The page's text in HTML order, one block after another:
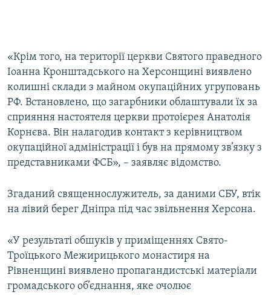
«Крім того, на території церкви Святого праведного
Іоанна Кронштадського на Херсонщині виявлено
колишні склади з майном окупаційних угруповань
РФ. Встановлено, що загарбники облаштували їх за
сприяння настоятеля церкви протоієрея Анатолія
Корнєва. Він налагодив контакт з керівництвом
окупаційної адміністрації і був на прямому зв’язку з
представниками ФСБ», – заявляє відомство.
Згаданий священнослужитель, за даними СБУ, втік
на лівий берег Дніпра під час звільнення Херсона.
«У результаті обшуків у приміщеннях Свято-
Троїцького Межирицького монастиря на
Рівненщині виявлено пропагандистські матеріали
громадського об’єднання, яке очолює